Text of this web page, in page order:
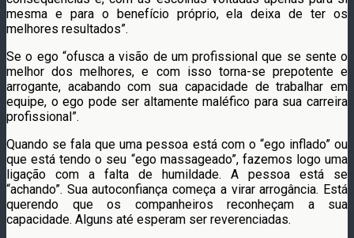
mesma e para o benefício próprio, ela deixa de ter os
melhores resultados”.
Se o ego “ofusca a visão de um profissional que se sente o
melhor dos melhores, e com isso torna-se prepotente e
arrogante, acabando com sua capacidade de trabalhar em
equipe, o ego pode ser altamente maléfico para sua carreira
profissional”.
Quando se fala que uma pessoa está com o “ego inflado” ou
que está tendo o seu “ego massageado”, fazemos logo uma
ligação com a falta de humildade. A pessoa está se
“achando”. Sua autoconfiança começa a virar arrogância. Está
querendo que os companheiros reconheçam a sua
capacidade. Alguns até esperam ser reverenciadas.